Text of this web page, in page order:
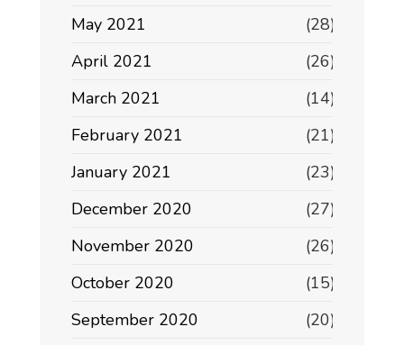
May 2021
(28)
April 2021
(26)
March 2021
(14)
February 2021
(21)
January 2021
(23)
December 2020
(27)
November 2020
(26)
October 2020
(15)
September 2020
(20)